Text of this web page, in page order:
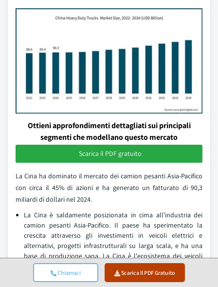
Chiamaci Scarica Il PDF Gratuito
Ottieni approfondimenti dettagliati sui principali
segmenti che modellano questo mercato
Scarica il PDF gratuito
La Cina ha dominato il mercato dei camion pesanti Asia-Pacifico
con circa il 45% di azioni e ha generato un fatturato di 90,3
miliardi di dollari nel 2024.
La Cina è saldamente posizionata in cima all'industria dei
camion pesanti Asia-Pacifico. Il paese ha sperimentato la
crescita attraverso gli investimenti in veicoli elettrici e
alternativi, progetti infrastrutturali su larga scala, e ha una
base di produzione sana. La Cina è l'ecosistema dei veicoli
commerciali più maturato della regione, sfrutta la forte
domanda interna, elettrificare rapidamente le flotte, e